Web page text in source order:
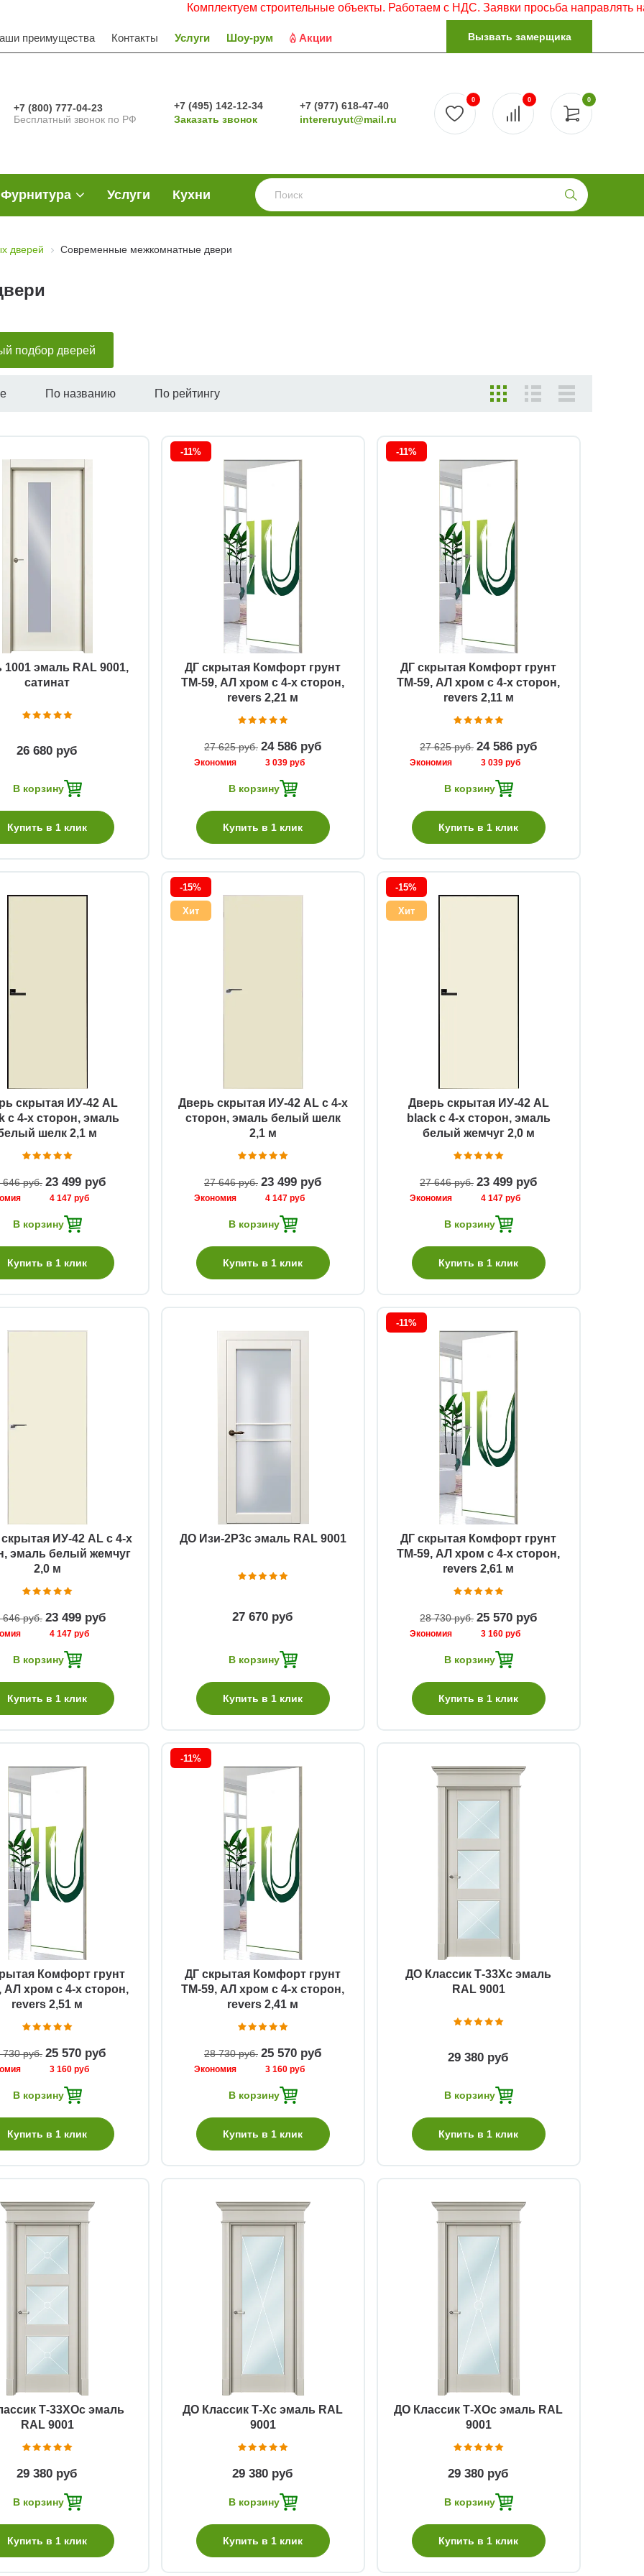
Комплектуем строительные объекты. Работаем с НДС. Заявки просьба направлять на
преимущества Контакты Услуги Шоу-рум Акции Вызвать замерщика
+7 (800) 777-04-23
Бесплатный звонок по РФ
+7 (495) 142-12-34
Заказать звонок
+7 (977) 618-47-40
intereruyut@mail.ru
0
0 0
Фурнитура Услуги Кухни
дверей Современные межкомнатные двери
подбор дверей
По названию По рейтингу
1001 эмаль RAL 9001,
сатинат
26 680 руб
В корзину
Купить в 1 клик
-11%
ДГ скрытая Комфорт грунт
ТМ-59, АЛ хром с 4-х сторон,
revers 2,21 м
Быстрый просмотр
27 625 руб 24 586 руб
Экономия 3 039 руб
В корзину
Купить в 1 клик
-11%
ДГ скрытая Комфорт грунт
ТМ-59, АЛ хром с 4-х сторон,
revers 2,11 м
Быстрый просмотр
27 625 руб 24 586 руб
Экономия 3 039 руб
В корзину
Купить в 1 клик
скрытая ИУ-42 AL
с 4-х сторон, эмаль
шелк 2,1 м
646 руб 23 499 руб
4 147 руб
В корзину
Купить в 1 клик
-15%
Хит
Дверь скрытая ИУ-42 AL с 4-х
сторон, эмаль белый шелк
2,1 м
27 646 руб 23 499 руб
Экономия 4 147 руб
В корзину
Купить в 1 клик
-15%
Хит
Дверь скрытая ИУ-42 AL
black с 4-х сторон, эмаль
белый жемчуг 2,0 м
27 646 руб 23 499 руб
Экономия 4 147 руб
В корзину
Купить в 1 клик
ИУ-42 AL с 4-х
эмаль белый жемчуг
2,0 м
646 руб 23 499 руб
4 147 руб
В корзину
Купить в 1 клик
ДО Изи-2Р3с эмаль RAL 9001
27 670 руб
В корзину
Купить в 1 клик
-11%
ДГ скрытая Комфорт грунт
ТМ-59, АЛ хром с 4-х сторон,
revers 2,61 м
Быстрый просмотр
28 730 руб 25 570 руб
Экономия 3 160 руб
В корзину
Купить в 1 клик
Комфорт грунт
АЛ хром с 4-х сторон,
revers 2,51 м
Быстрый просмотр
730 руб 25 570 руб
3 160 руб
В корзину
Купить в 1 клик
-11%
ДГ скрытая Комфорт грунт
ТМ-59, АЛ хром с 4-х сторон,
revers 2,41 м
Быстрый просмотр
28 730 руб 25 570 руб
Экономия 3 160 руб
В корзину
Купить в 1 клик
ДО Классик Т-33Хс эмаль
RAL 9001
29 380 руб
В корзину
Купить в 1 клик
Т-33ХОс эмаль
RAL 9001
29 380 руб
В корзину
Купить в 1 клик
ДО Классик Т-Хс эмаль RAL
9001
Быстрый просмотр
29 380 руб
В корзину
Купить в 1 клик
ДО Классик Т-ХОс эмаль RAL
9001
Быстрый просмотр
29 380 руб
В корзину
Купить в 1 клик